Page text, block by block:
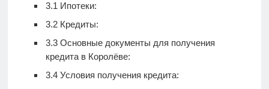
3.1 Ипотеки:
3.2Кредиты:
3.3Основные документы для получения
кредита в Королёве:
3.4Условия получения кредита: